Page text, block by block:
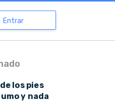
Entrar
los pies
y nada